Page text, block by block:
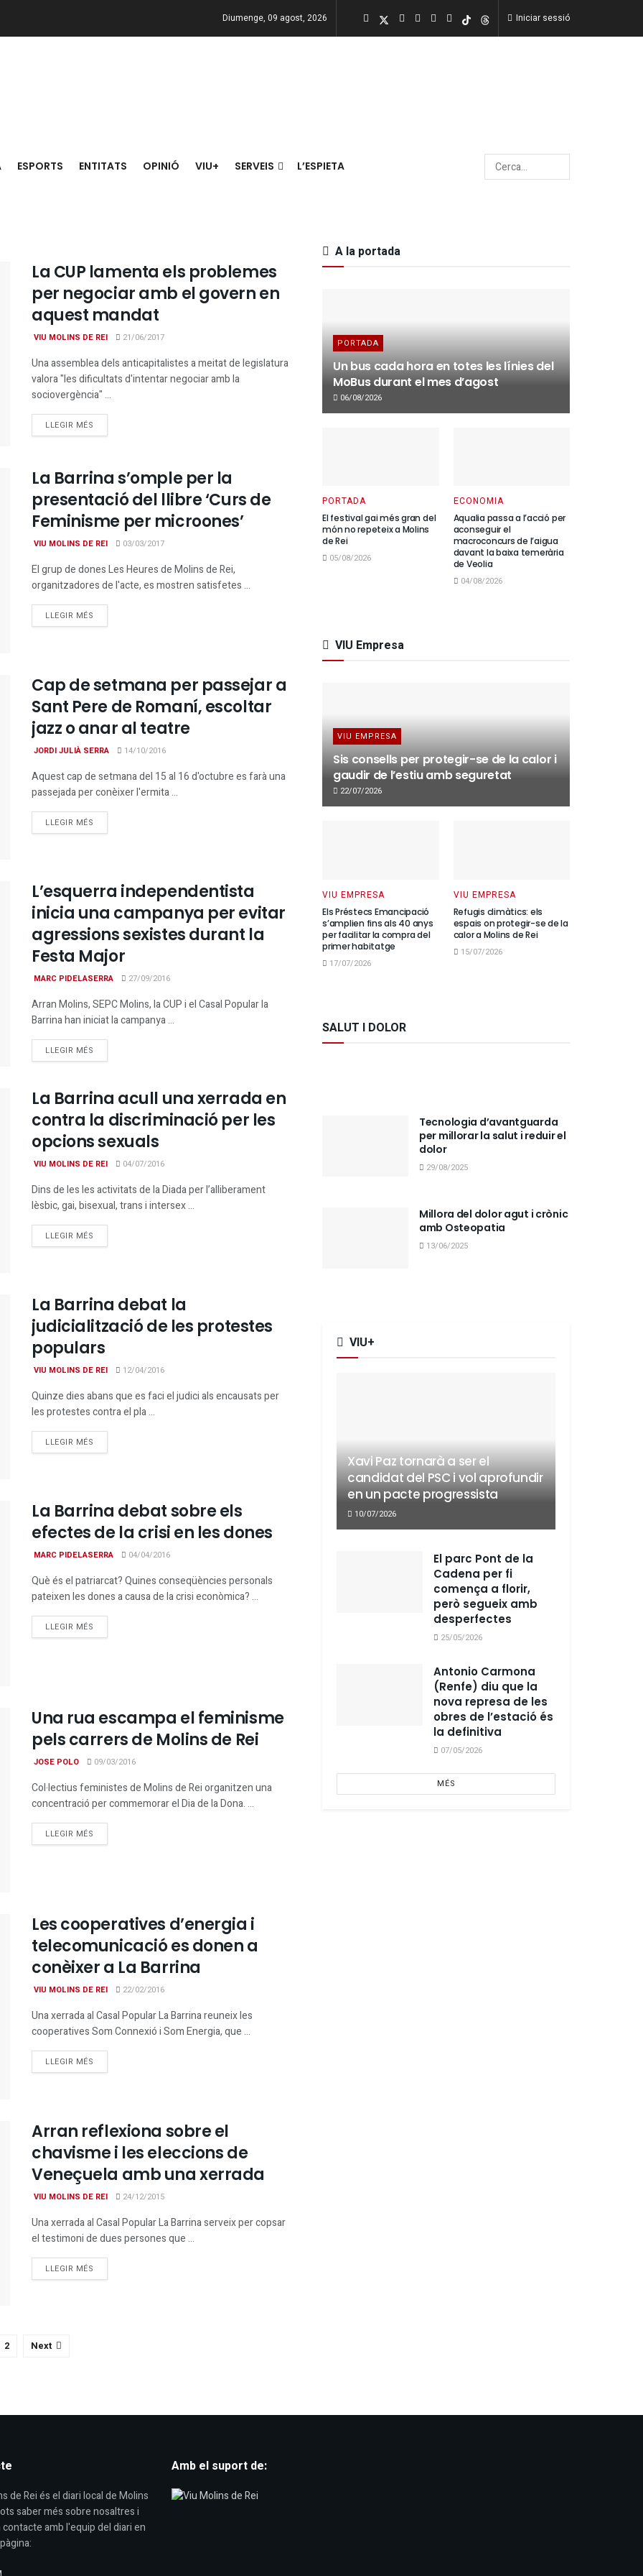
Diumenge, 09 agost, 2026 Iniciar sessió
ESPORTS ENTITATS OPINIÓ VIU+ SERVEIS L’ESPIETA
La CUP lamenta els problemes
per negociar amb el govern en
aquest mandat
VIU MOLINS DE REI 21/06/2017
Una assemblea dels anticapitalistes a meitat de legislatura
valora "les dificultats d'intentar negociar amb la
sociovergència" ...
LLEGIR MÉS
La Barrina s’omple per la
presentació del llibre ‘Curs de
Feminisme per microones’
VIU MOLINS DE REI 03/03/2017
El grup de dones Les Heures de Molins de Rei,
organitzadores de l'acte, es mostren satisfetes ...
LLEGIR MÉS
Cap de setmana per passejar a
Sant Pere de Romaní, escoltar
jazz o anar al teatre
JORDI JULIÀ SERRA 14/10/2016
Aquest cap de setmana del 15 al 16 d'octubre es farà una
passejada per conèixer l'ermita ...
LLEGIR MÉS
L’esquerra independentista
inicia una campanya per evitar
agressions sexistes durant la
Festa Major
MARC PIDELASERRA 27/09/2016
Arran Molins, SEPC Molins, la CUP i el Casal Popular la
Barrina han iniciat la campanya ...
LLEGIR MÉS
La Barrina acull una xerrada en
contra la discriminació per les
opcions sexuals
VIU MOLINS DE REI 04/07/2016
Dins de les les activitats de la Diada per l’alliberament
lèsbic, gai, bisexual, trans i intersex ...
LLEGIR MÉS
La Barrina debat la
judicialització de les protestes
populars
VIU MOLINS DE REI 12/04/2016
Quinze dies abans que es faci el judici als encausats per
les protestes contra el pla ...
LLEGIR MÉS
La Barrina debat sobre els
efectes de la crisi en les dones
MARC PIDELASERRA 04/04/2016
Què és el patriarcat? Quines conseqüències personals
pateixen les dones a causa de la crisi econòmica? ...
LLEGIR MÉS
Una rua escampa el feminisme
pels carrers de Molins de Rei
JOSE POLO 09/03/2016
Col·lectius feministes de Molins de Rei organitzen una
concentració per commemorar el Dia de la Dona. ...
LLEGIR MÉS
Les cooperatives d’energia i
telecomunicació es donen a
conèixer a La Barrina
VIU MOLINS DE REI 22/02/2016
Una xerrada al Casal Popular La Barrina reuneix les
cooperatives Som Connexió i Som Energia, que ...
LLEGIR MÉS
Arran reflexiona sobre el
chavisme i les eleccions de
Veneçuela amb una xerrada
VIU MOLINS DE REI 24/12/2015
Una xerrada al Casal Popular La Barrina serveix per copsar
el testimoni de dues persones que ...
LLEGIR MÉS
2 Next
A la portada
PORTADA
Un bus cada hora en totes les línies del
MoBus durant el mes d’agost
06/08/2026
PORTADA
El festival gai més gran del
món no repeteix a Molins
de Rei
05/08/2026
ECONOMIA
Aqualia passa a l’acció per
aconseguir el
macroconcurs de l’aigua
davant la baixa temerària
de Veolia
04/08/2026
VIU Empresa
VIU EMPRESA
Sis consells per protegir-se de la calor i
gaudir de l’estiu amb seguretat
22/07/2026
VIU EMPRESA
Els Préstecs Emancipació
s’amplien fins als 40 anys
per facilitar la compra del
primer habitatge
17/07/2026
VIU EMPRESA
Refugis climàtics: els
espais on protegir-se de la
calor a Molins de Rei
15/07/2026
SALUT I DOLOR
Tecnologia d’avantguarda
per millorar la salut i reduir el
dolor
29/08/2025
Millora del dolor agut i crònic
amb Osteopatia
13/06/2025
VIU+
Xavi Paz tornarà a ser el
candidat del PSC i vol aprofundir
en un pacte progressista
10/07/2026
El parc Pont de la
Cadena per fi
comença a florir,
però segueix amb
desperfectes
25/05/2026
Antonio Carmona
(Renfe) diu que la
nova represa de les
obres de l’estació és
la definitiva
07/05/2026
MÉS
de Rei és el diari local de Molins
saber més sobre nosaltres i
amb l'equip del diari en
Amb el suport de: